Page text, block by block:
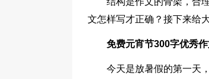
文怎样写才正确？接下来给
免费元宵节300字优秀
今天是放暑假的第一天